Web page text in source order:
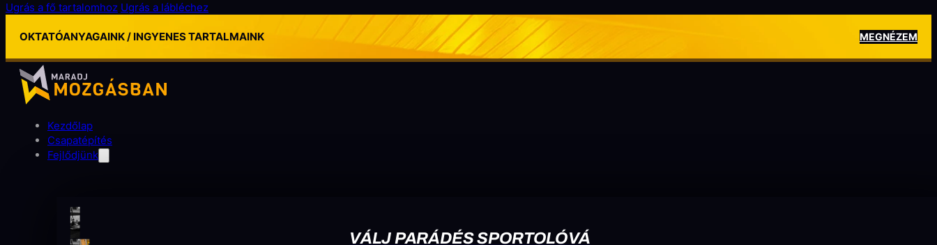
Ugrás a fő tartalomhoz Ugrás a lábléchez
OKTATÓANYAGAINK / INGYENES TARTALMAINK MEGNÉZEM
Kezdőlap
Csapatépítés
Fejlődjünk
VÁLJ PARÁDÉS SPORTOLÓVÁ